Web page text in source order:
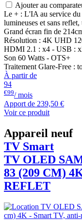
Ajouter au
Le + : L'IA au service du
lumineuses et sans
Grand écran fin de
Résolution : 4K UHD
HDMI 2.1 : x4 - USB :
Son 60 Watts - OTS+
Traitement Glare-Free :
À partir de
94
€99/ mois
Apport de 239,50 €
Voir ce produit
Appareil neuf
TV Smart
TV OLED
83 (209 CM)
REFLET